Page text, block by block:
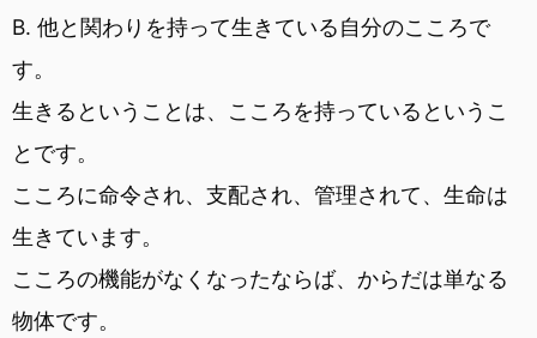
B. 他と関わりを持って生きている自分のこころで
す。
生きるということは、こころを持っているというこ
とです。
こころに命令され、支配され、管理されて、生命は
生きています。
こころの機能がなくなったならば、からだは単なる
物体です。